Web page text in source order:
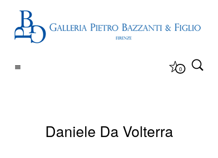
0
Daniele Da Volterra